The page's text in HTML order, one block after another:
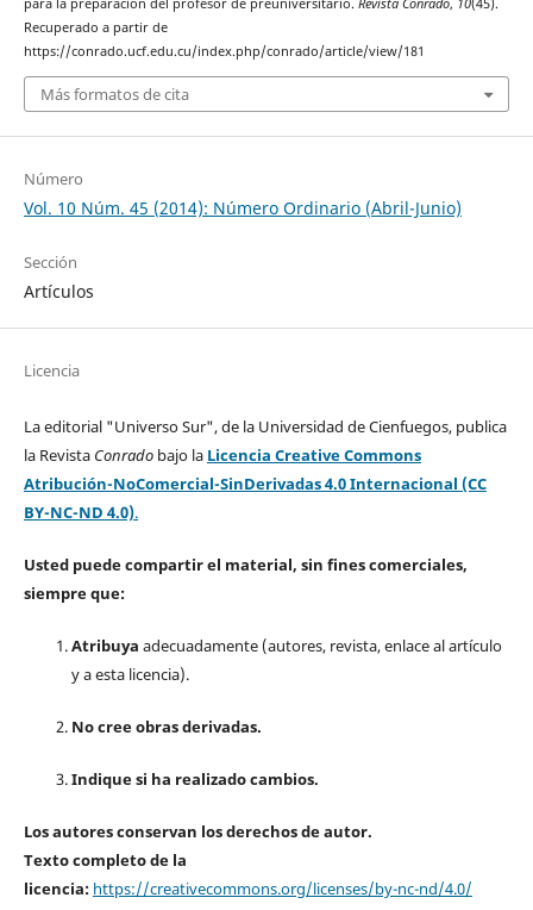
para la preparación del profesor de preuniversitario. Revista Conrado, 10(45).
Recuperado a partir de
https://conrado.ucf.edu.cu/index.php/conrado/article/view/181
Más formatos de cita
Número
Vol. 10 Núm. 45 (2014): Número Ordinario (Abril-Junio)
Sección
Artículos
Licencia
La editorial "Universo Sur", de la Universidad de Cienfuegos, publica
la Revista Conradobajo la Licencia Creative Commons
Atribución-NoComercial-SinDerivadas 4.0 Internacional (CC
BY-NC-ND 4.0).
Usted puede compartir el material, sin fines comerciales,
siempre que:
Atribuya adecuadamente (autores, revista, enlace al artículo
y a esta licencia).
No cree obras derivadas.
Indique si ha realizado cambios.
Los autores conservan los derechos de autor.
Texto completo de la
licencia: https://creativecommons.org/licenses/by-nc-nd/4.0/